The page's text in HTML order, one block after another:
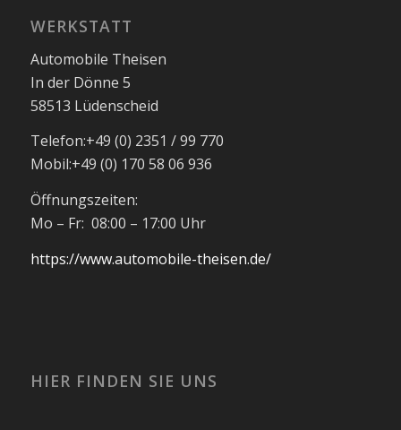
WERKSTATT
Automobile Theisen
In der Dönne 5
58513 Lüdenscheid
Telefon:+49 (0) 2351 / 99 770
Mobil:+49 (0) 170 58 06 936
Öffnungszeiten:
Mo – Fr: 08:00 – 17:00 Uhr
https://www.automobile-theisen.de/
HIER FINDEN SIE UNS